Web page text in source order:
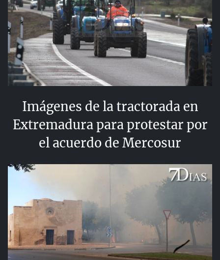
Imágenes de la tractorada en
Extremadura para protestar por
el acuerdo de Mercosur